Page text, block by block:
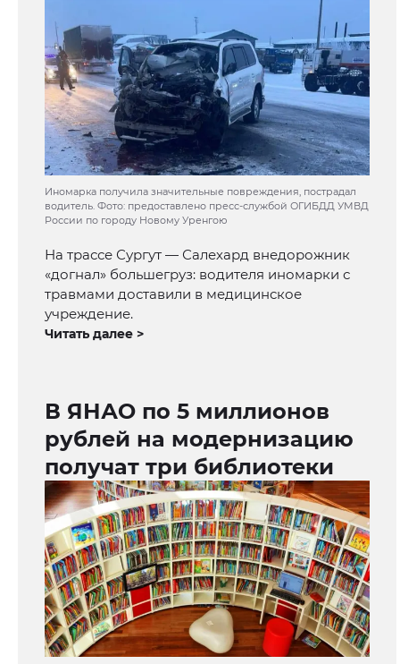
Иномарка получила значительные повреждения, пострадал
водитель. Фото: предоставлено пресс-службой ОГИБДД УМВД
России по городу Новому Уренгою
На трассе Сургут — Салехард внедорожник
«догнал» большегруз: водителя иномарки с
травмами доставили в медицинское
учреждение.
Читать далее >
В ЯНАО по 5 миллионов
рублей на модернизацию
получат три библиотеки